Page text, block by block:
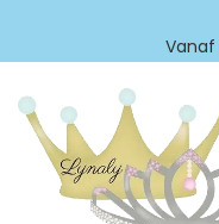
Vanaf